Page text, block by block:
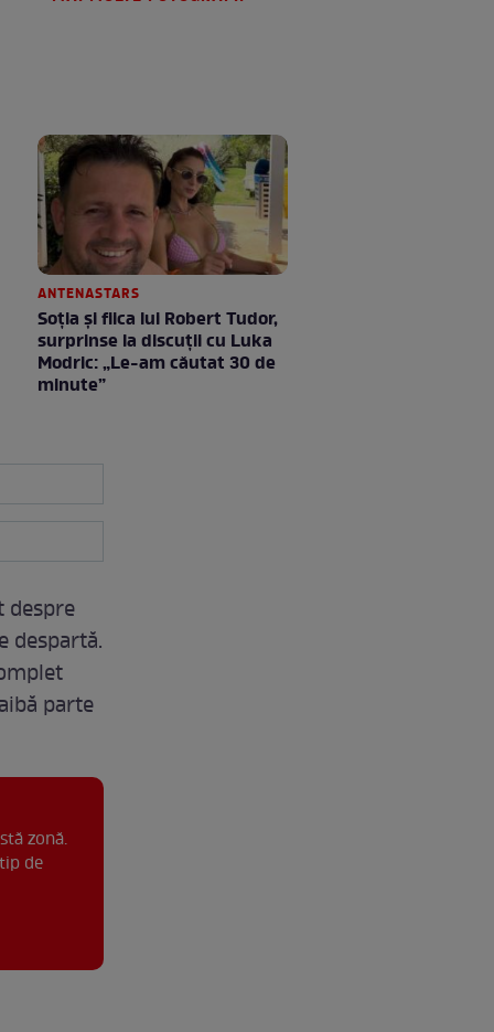
ANTENASTARS
Soția și fiica lui Robert Tudor,
surprinse la discuții cu Luka
Modric: „Le-am căutat 30 de
minute”
despre
despartă.
parte
zonă.
de